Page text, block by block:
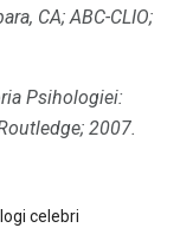
CA; ABC-CLIO;
Psihologiei:
2007.
celebri